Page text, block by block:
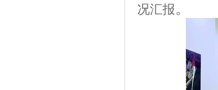
况汇报。